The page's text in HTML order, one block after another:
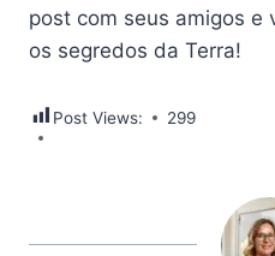
post com seus amigos e
os segredos da Terra!
Post Views: 299